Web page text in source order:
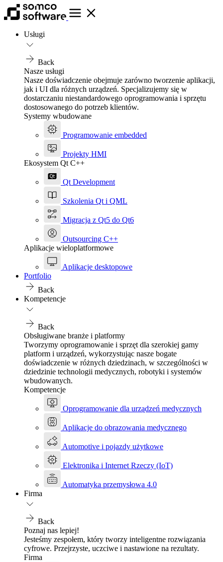
Usługi
Back
Nasze usługi
Nasze doświadczenie obejmuje zarówno tworzenie aplikacji,
jak i UI dla różnych urządzeń. Specjalizujemy się w
dostarczaniu niestandardowego oprogramowania i sprzętu
dostosowanego do potrzeb klientów.
Systemy wbudowane
Programowanie embedded
Projekty HMI
Ekosystem Qt C++
Qt Development
Szkolenia Qt i QML
Migracja z Qt5 do Qt6
Outsourcing C++
Aplikacje wieloplatformowe
Aplikacje desktopowe
Portfolio
Back
Kompetencje
Back
Obsługiwane branże i platformy
Tworzymy oprogramowanie i sprzęt dla szerokiej gamy
platform i urządzeń, wykorzystując nasze bogate
doświadczenie w różnych dziedzinach, w szczególności w
dziedzinie technologii medycznych, robotyki i systemów
wbudowanych.
Kompetencje
Oprogramowanie dla urządzeń medycznych
Aplikacje do obrazowania medycznego
Automotive i pojazdy użytkowe
Elektronika i Internet Rzeczy (IoT)
Automatyka przemysłowa 4.0
Firma
Back
Poznaj nas lepiej!
Jesteśmy zespołem, który tworzy inteligentne rozwiązania
cyfrowe. Przejrzyste, uczciwe i nastawione na rezultaty.
Firma